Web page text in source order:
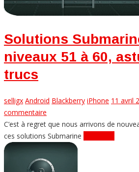
Solutions
niveaux 51 à 60,
trucs
selligx Android Blackberry iPhone 11 avril
commentaire
C’est à regret que nous arrivons de
ces solutions Submarine